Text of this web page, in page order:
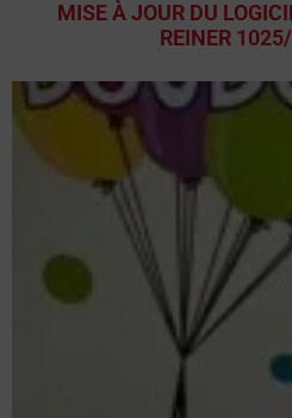
MISE À JOUR DU
REINER